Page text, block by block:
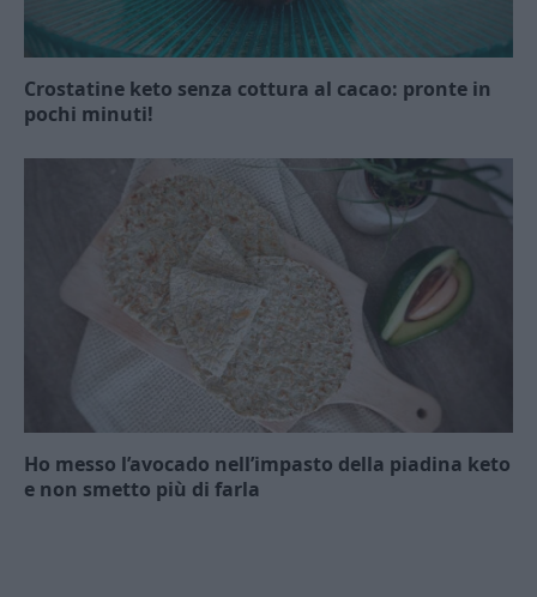
Crostatine keto senza cottura al cacao: pronte in
pochi minuti!
Ho messo l’avocado nell’impasto della piadina keto
e non smetto più di farla